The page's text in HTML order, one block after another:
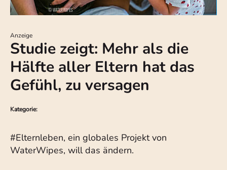
Anzeige
Studie zeigt: Mehr als die
Hälfte aller Eltern hat das
Gefühl, zu versagen
Kategorie:
#Elternleben, ein globales Projekt von
WaterWipes, will das ändern.